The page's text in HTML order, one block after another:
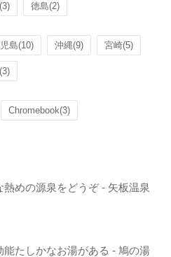
(3) 徳島(2)
島(10) 沖縄(9) 宮崎(5)
(3)
Chromebook(3)
熱めの源泉をどうぞ - 矢板温泉
能たしかなお湯がある - 鳩の湯